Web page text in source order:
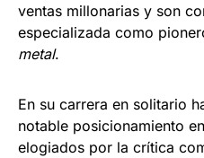
ventas millonarias y son
especializada como
metal.​
En su carrera en solitario
notable posicionamiento
elogiados por la crítica